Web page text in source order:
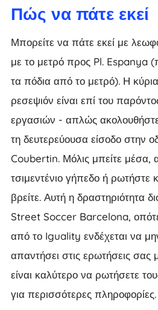
Πώς να πάτε εκεί
Μπορείτε να πάτε εκεί με
με το μετρό προς Pl. Espanya
τα πόδια από το μετρό). Η
ρεσεψιόν είναι επί του
εργασιών - απλώς ακολουθήστε
τη δευτερεύουσα είσοδο στην
Coubertin. Μόλις μπείτε μέσα,
τσιμεντένιο γήπεδο ή
βρείτε. Αυτή η δραστηριότητα
Street Soccer Barcelona,
από το Iguality ενδέχεται να
απαντήσει στις ερωτήσεις
είναι καλύτερο να ρωτήσετε
για περισσότερες πληροφορίες.